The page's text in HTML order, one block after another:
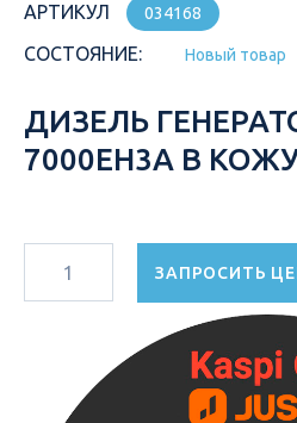
АРТИКУЛ 034168
СОСТОЯНИЕ: Новый товар
ДИЗЕЛЬ
7000EH3A В
ЗАПРОСИТЬ